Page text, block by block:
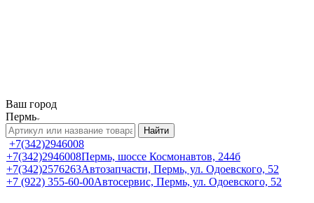
Ваш город
Пермь
Найти
+7(342)2946008
+7(342)2946008Пермь, шоссе Космонавтов, 244б
+7(342)2576263Автозапчасти, Пермь, ул. Одоевского, 52
+7 (922) 355-60-00Автосервис, Пермь, ул. Одоевского, 52